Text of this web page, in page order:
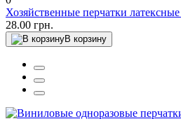
Хозяйственные перчатки
28.00 грн.
В корзину